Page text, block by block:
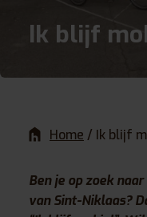
Ik blijf
Home / Ik blijf
Ben je op zoek
van Sint-Niklaas?